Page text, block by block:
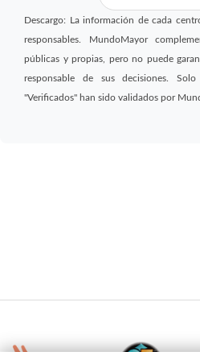
Descargo: La información de cada
responsables. MundoMayor
públicas y propias, pero no puede
responsable de sus decisiones.
"Verificados" han sido validados por